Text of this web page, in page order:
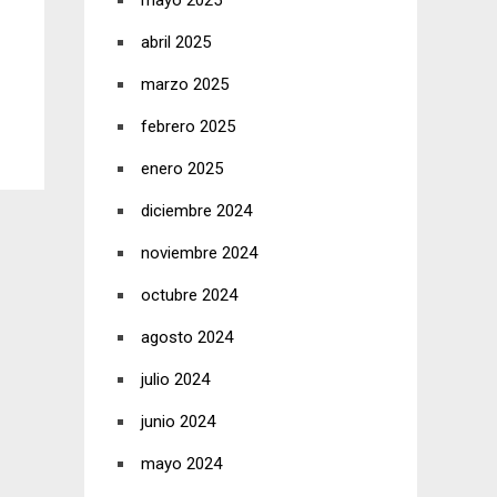
abril 2025
marzo 2025
febrero 2025
enero 2025
diciembre 2024
noviembre 2024
octubre 2024
agosto 2024
julio 2024
junio 2024
mayo 2024